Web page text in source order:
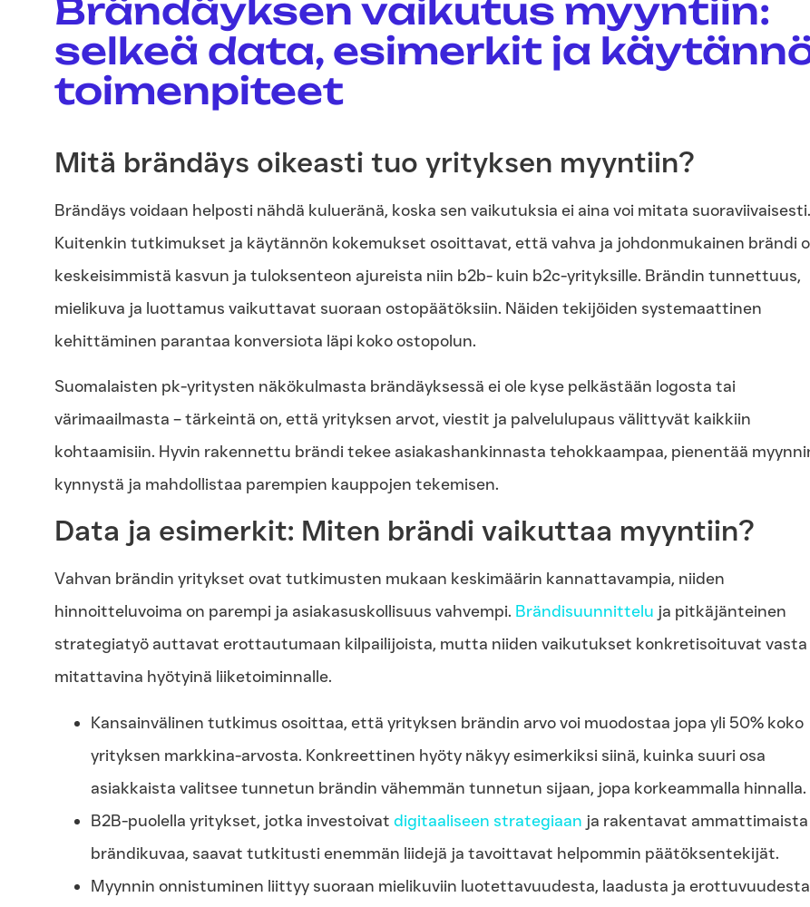
Brändäyksen vaikutus myyntiin:
selkeä data, esimerkit ja
toimenpiteet
Mitä brändäys oikeasti tuo yrityksen myyntiin?
Brändäys voidaan helposti nähdä kulueränä, koska sen vaikutuksia ei aina voi mitata suoraviivaisesti.
Kuitenkin tutkimukset ja käytännön kokemukset osoittavat, että vahva ja johdonmukainen brändi
keskeisimmistä kasvun ja tuloksenteon ajureista niin b2b- kuin b2c-yrityksille. Brändin tunnettuus,
mielikuva ja luottamus vaikuttavat suoraan ostopäätöksiin. Näiden tekijöiden systemaattinen
kehittäminen parantaa konversiota läpi koko ostopolun.
Suomalaisten pk-yritysten näkökulmasta brändäyksessä ei ole kyse pelkästään logosta tai
värimaailmasta – tärkeintä on, että yrityksen arvot, viestit ja palvelulupaus välittyvät kaikkiin
kohtaamisiin. Hyvin rakennettu brändi tekee asiakashankinnasta tehokkaampaa, pienentää
kynnystä ja mahdollistaa parempien kauppojen tekemisen.
Data ja esimerkit: Miten brändi vaikuttaa myyntiin?
Vahvan brändin yritykset ovat tutkimusten mukaan keskimäärin kannattavampia, niiden
hinnoitteluvoima on parempi ja asiakasuskollisuus vahvempi. Brändisuunnittelu ja pitkäjänteinen
strategiatyö auttavat erottautumaan kilpailijoista, mutta niiden vaikutukset konkretisoituvat vasta
mitattavina hyötyinä liiketoiminnalle.
Kansainvälinen tutkimus osoittaa, että yrityksen brändin arvo voi muodostaa jopa yli 50% koko
yrityksen markkina-arvosta. Konkreettinen hyöty näkyy esimerkiksi siinä, kuinka suuri osa
asiakkaista valitsee tunnetun brändin vähemmän tunnetun sijaan, jopa korkeammalla hinnalla.
B2B-puolella yritykset, jotka investoivat digitaaliseen strategiaan ja rakentavat ammattimaista
brändikuvaa, saavat tutkitusti enemmän liidejä ja tavoittavat helpommin päätöksentekijät.
Myynnin onnistuminen liittyy suoraan mielikuviin luotettavuudesta, laadusta ja